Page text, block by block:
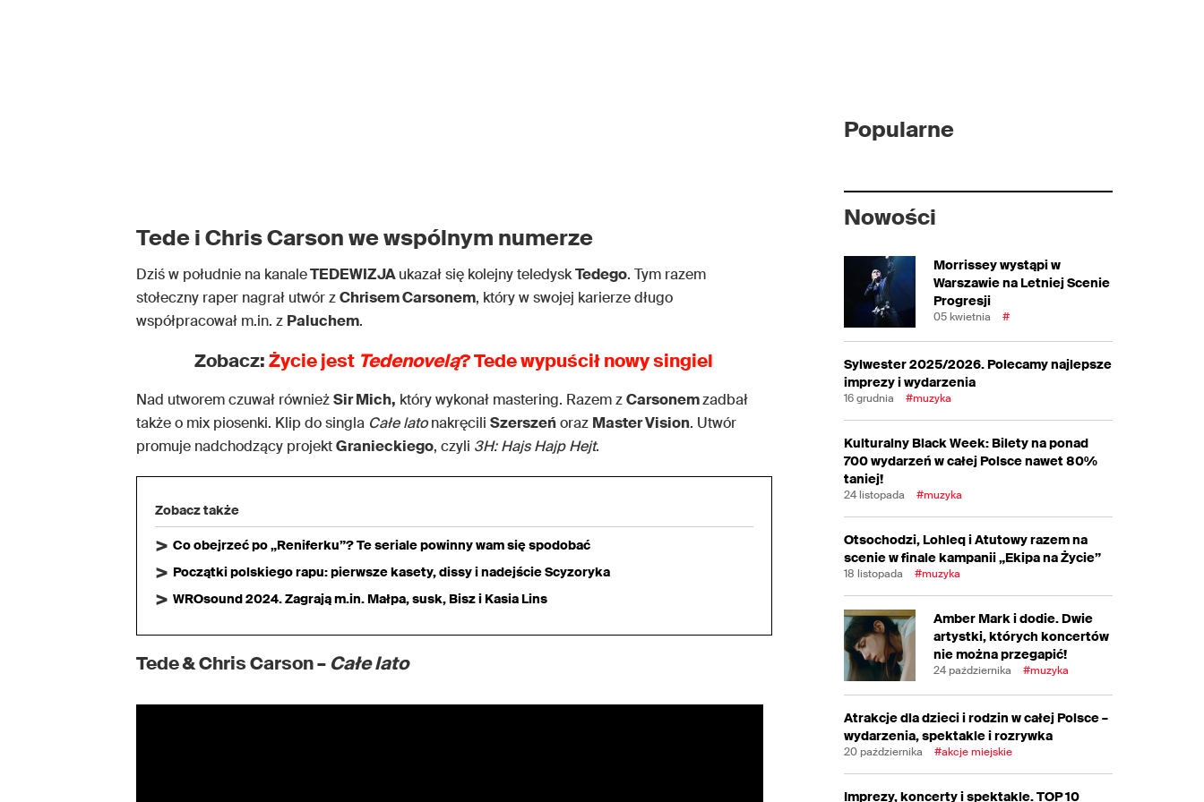
Tede i Chris Carson we wspólnym numerze
Dziś w południe na kanaleTEDEWIZJAukazał się kolejny teledyskTedego. Tym razem
stołeczny raper nagrał utwór zChrisem Carsonem, który w swojej karierze długo
współpracował m.in. z Paluchem.
Zobacz:Życie jest Tedenovelą? Tede wypuścił nowy singiel
Nad utworem czuwał równieżSir Mich, który wykonał mastering. Razem zCarsonemzadbał
także o mix piosenki. Klip do singla Całe latonakręcili Szerszeńoraz Master Vision. Utwór
promuje nadchodzący projektGranieckiego, czyli 3H: Hajs Hajp Hejt.
Zobacz także
Co obejrzeć po „Reniferku”? Te seriale powinny wam się spodobać
Początki polskiego rapu: pierwsze kasety, dissy i nadejście Scyzoryka
WROsound 2024. Zagrają m.in. Małpa, susk, Bisz i Kasia Lins
Tede & Chris Carson – Całe lato
Popularne
Nowości
Morrissey wystąpi w
Warszawie na Letniej Scenie
Progresji
05 kwietnia #
Sylwester 2025/2026. Polecamy najlepsze
imprezy i wydarzenia
16 grudnia #muzyka
Kulturalny Black Week: Bilety na ponad
700 wydarzeń w całej Polsce nawet 80%
taniej!
24 listopada #muzyka
Otsochodzi, Lohleq i Atutowy razem na
scenie w finale kampanii „Ekipa na Życie”
18 listopada #muzyka
Amber Mark i dodie. Dwie
artystki, których koncertów
nie można przegapić!
24 października #muzyka
Atrakcje dla dzieci i rodzin w całej Polsce –
wydarzenia, spektakle i rozrywka
20 października #akcje miejskie
Imprezy, koncerty i spektakle. TOP 10